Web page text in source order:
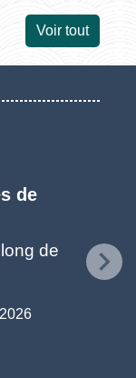
Voir tout
de
de